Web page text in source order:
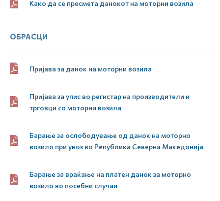
Како да се пресмета данокот на моторни возила
ОБРАСЦИ
Пријава за данок на моторни возила
Пријава за упис во регистар на производители и
трговци со моторни возила
Барање за ослободување од данок на моторно
возило при увоз во Република Северна Македонија
Барање за враќање на платен данок за моторно
возило во посебни случаи